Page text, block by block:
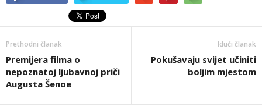
Prethodni članak
Premijera filma o
nepoznatoj ljubavnoj priči
Augusta Šenoe
Idući članak
Pokušavaju svijet učiniti
boljim mjestom